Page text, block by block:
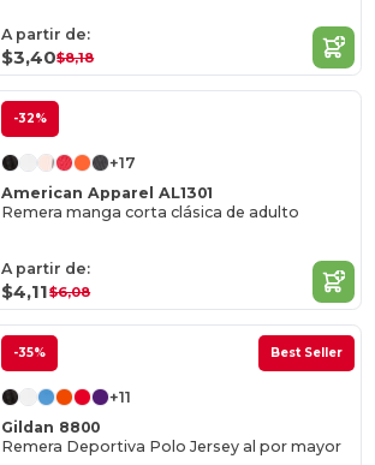
A partir de:
$3,40$8,18
-32%
+17
American Apparel AL1301
Remera manga corta clásica de adulto
A partir de:
$4,11$6,08
-35% Best Seller
+11
Gildan 8800
Remera Deportiva Polo Jersey al por mayor